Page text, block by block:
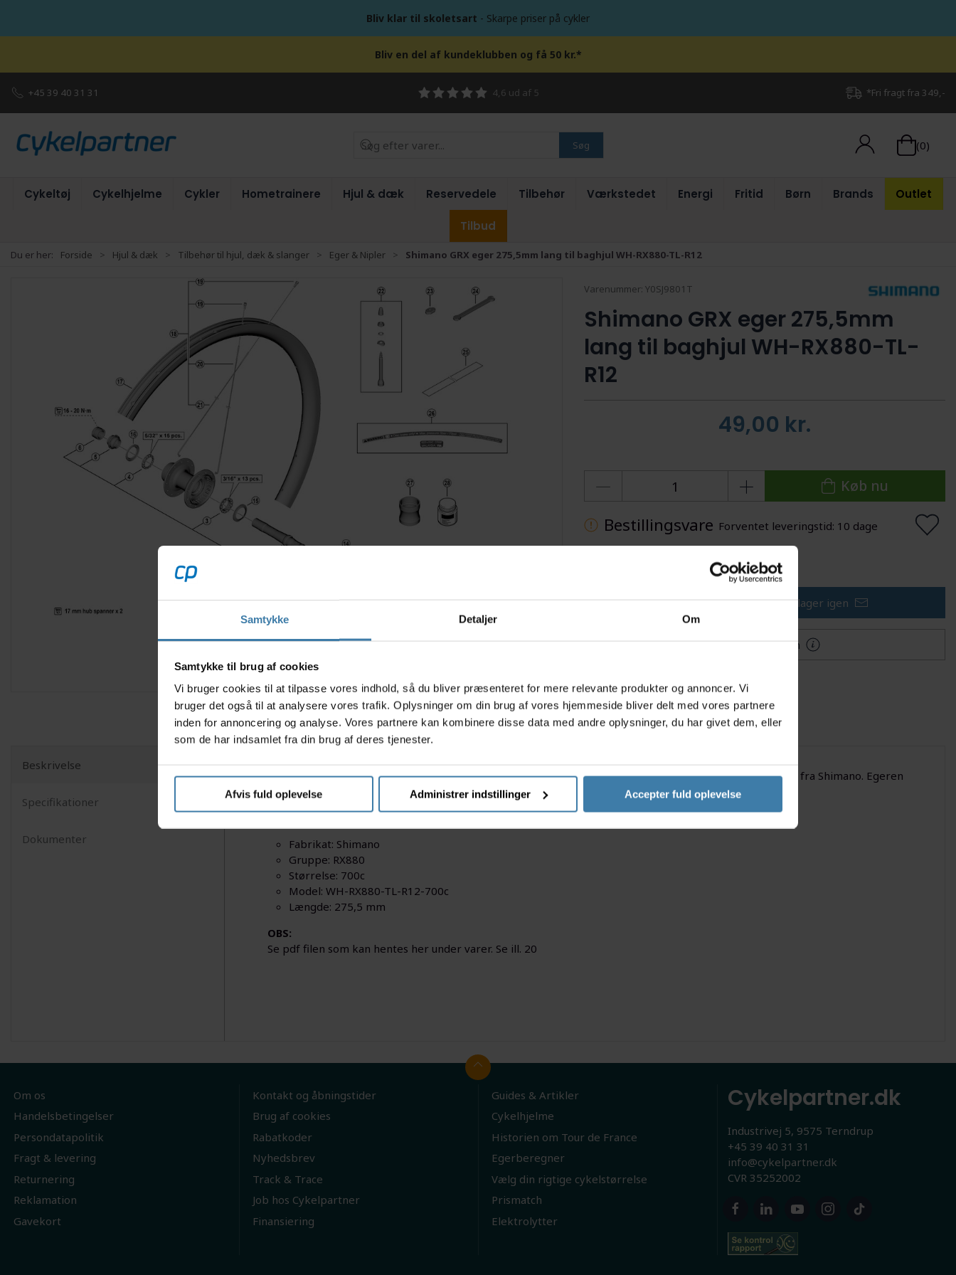
Samtykke Detaljer Om
Samtykke til brug af cookies
Vi bruger cookies til at tilpasse vores indhold, så du bliver præsenteret for mere relevante produkter og annoncer. Vi
bruger det også til at analysere vores trafik. Oplysninger om din brug af vores hjemmeside bliver delt med vores partnere
inden for annoncering og analyse. Vores partnere kan kombinere disse data med andre oplysninger, du har givet dem, eller
som de har indsamlet fra din brug af deres tjenester.
Afvis fuld oplevelse Administrer indstillinger Accepter fuld oplevelse
Bliv klar til skoletsart - Skarpe priser på cykler
Bliv en del af kundeklubben og få 50 kr.*
+45 39 40 31 31 4,6 ud af 5 *Fri fragt fra 349,-
Søg (0)
Cykeltøj Cykelhjelme Cykler Hometrainere Hjul & dæk Reservedele Tilbehør Værkstedet Energi Fritid Børn Brands Outlet
Tilbud
Du er her: Forside Hjul & dæk Tilbehør til hjul, dæk & slanger Eger & Nipler Shimano GRX eger 275,5mm lang til baghjul WH-RX880-TL-R12
Varenummer:Y0SJ9801T
Shimano GRX eger 275,5mm
lang til baghjul WH-RX880-TL-
R12
49,00 kr.
Køb nu
Bestillingsvare Forventet leveringstid: 10 dage
Tilføj til Ønskeskyen
Få besked når varen er på lager igen
Mere information
Beskrivelse
Specifikationer
Dokumenter
275,5 mm lange originale eger fra Shimano. Disse eger passer til baghjul model WH-RX880-TL-R12-700c fra Shimano. Egeren
kan bruges i højre side af hjulet.
Specifikationer
Fabrikat: Shimano
Gruppe: RX880
Størrelse: 700c
Model: WH-RX880-TL-R12-700c
Længde: 275,5 mm
OBS:
Se pdf filen som kan hentes her under varer. Se ill. 20
Om os
Handelsbetingelser
Persondatapolitik
Fragt & levering
Returnering
Reklamation
Gavekort
Kontakt og åbningstider
Brug af cookies
Rabatkoder
Nyhedsbrev
Track & Trace
Job hos Cykelpartner
Finansiering
Guides & Artikler
Cykelhjelme
Historien om Tour de France
Egerberegner
Vælg din rigtige cykelstørrelse
Prismatch
Elektrolytter
Cykelpartner.dk
Industrivej 5, 9575 Terndrup
+45 39 40 31 31
info@cykelpartner.dk
CVR 35252002